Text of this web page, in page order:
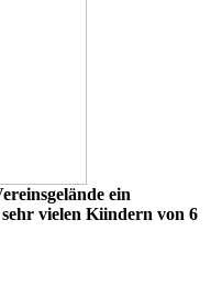
ein
vielen Kiindern von 6